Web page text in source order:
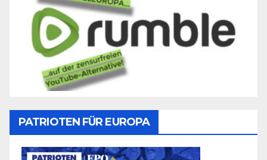
PATRIOTEN FÜR EUROPA